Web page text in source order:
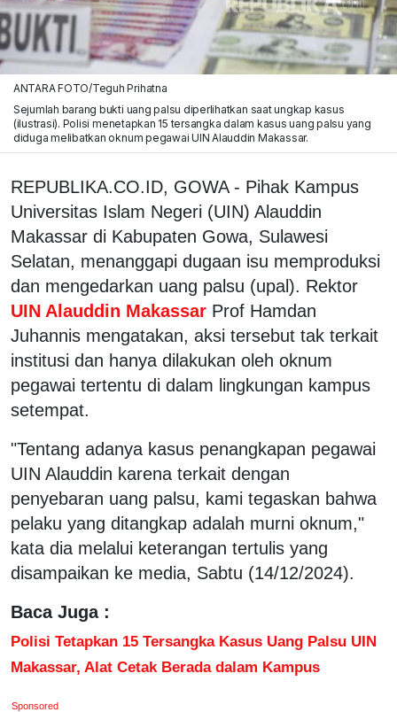
ANTARA FOTO/Teguh Prihatna
Sejumlah barang bukti uang palsu diperlihatkan saat ungkap kasus
(ilustrasi). Polisi menetapkan 15 tersangka dalam kasus uang palsu yang
diduga melibatkan oknum pegawai UIN Alauddin Makassar.
REPUBLIKA.CO.ID, GOWA - Pihak Kampus
Universitas Islam Negeri (UIN) Alauddin
Makassar di Kabupaten Gowa, Sulawesi
Selatan, menanggapi dugaan isu memproduksi
dan mengedarkan uang palsu (upal). Rektor
UIN Alauddin Makassar Prof Hamdan
Juhannis mengatakan, aksi tersebut tak terkait
institusi dan hanya dilakukan oleh oknum
pegawai tertentu di dalam lingkungan kampus
setempat.
"Tentang adanya kasus penangkapan pegawai
UIN Alauddin karena terkait dengan
penyebaran uang palsu, kami tegaskan bahwa
pelaku yang ditangkap adalah murni oknum,"
kata dia melalui keterangan tertulis yang
disampaikan ke media, Sabtu (14/12/2024).
Baca Juga :
Polisi Tetapkan 15 Tersangka Kasus Uang Palsu UIN
Makassar, Alat Cetak Berada dalam Kampus
Sponsored